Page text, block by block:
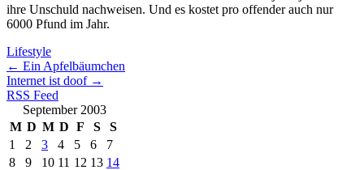
ihre Unschuld nachweisen. Und es kostet pro offender auch nur
6000 Pfund im Jahr.
Lifestyle
← Ein Apfelbäumchen
Internet ist doof →
RSS Feed
September 2003
M D M D F S
S
1
2 3 4 5 6
7
8
9 10 11 12 13 14